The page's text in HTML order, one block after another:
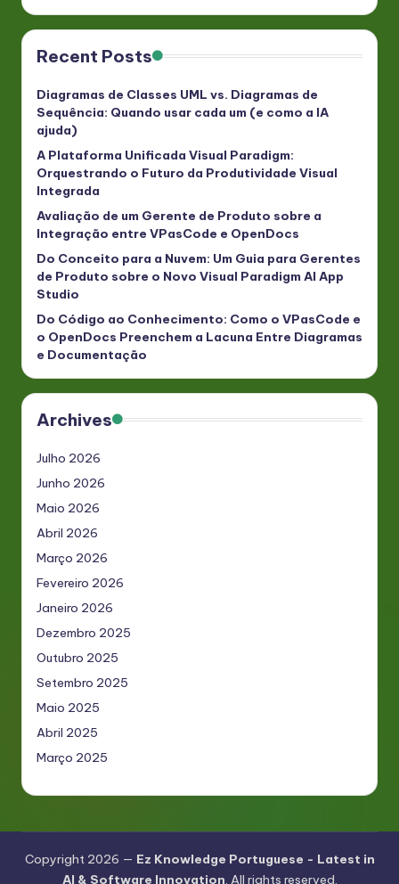
Recent Posts
Diagramas de Classes UML vs. Diagramas de
Sequência: Quando usar cada um (e como a IA
ajuda)
A Plataforma Unificada Visual Paradigm:
Orquestrando o Futuro da Produtividade Visual
Integrada
Avaliação de um Gerente de Produto sobre a
Integração entre VPasCode e OpenDocs
Do Conceito para a Nuvem: Um Guia para Gerentes
de Produto sobre o Novo Visual Paradigm AI App
Studio
Do Código ao Conhecimento: Como o VPasCode e
o OpenDocs Preenchem a Lacuna Entre Diagramas
e Documentação
Archives
Julho 2026
Junho 2026
Maio 2026
Abril 2026
Março 2026
Fevereiro 2026
Janeiro 2026
Dezembro 2025
Outubro 2025
Setembro 2025
Maio 2025
Abril 2025
Março 2025
Copyright 2026 — Ez Knowledge Portuguese - Latest in
AI & Software Innovation. All rights reserved.